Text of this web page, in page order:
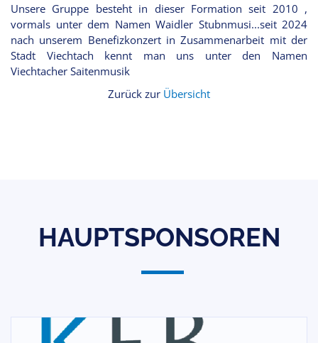
Unsere Gruppe besteht in dieser Formation seit 2010 ,
vormals unter dem Namen Waidler Stubnmusi...seit 2024
nach unserem Benefizkonzert in Zusammenarbeit mit der
Stadt Viechtach kennt man uns unter den Namen
Viechtacher Saitenmusik
Zurück zur Übersicht
HAUPTSPONSOREN